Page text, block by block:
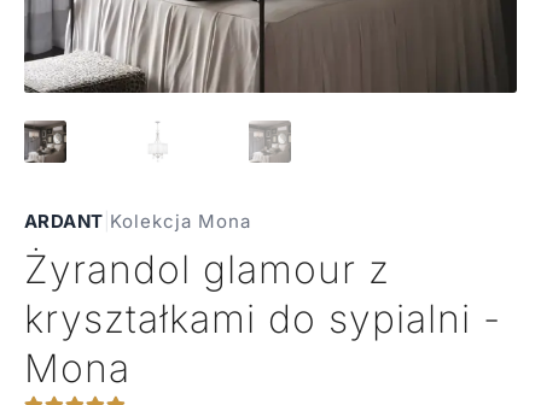
ARDANT Kolekcja Mona
Żyrandol glamour z
kryształkami do sypialni -
Mona